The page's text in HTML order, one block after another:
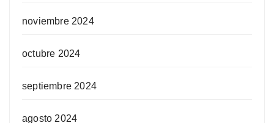
noviembre 2024
octubre 2024
septiembre 2024
agosto 2024